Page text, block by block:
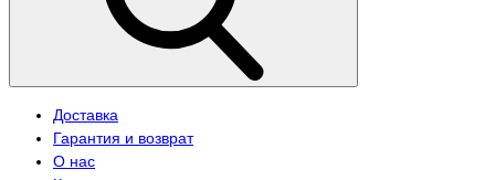
Доставка
Гарантия и возврат
О нас